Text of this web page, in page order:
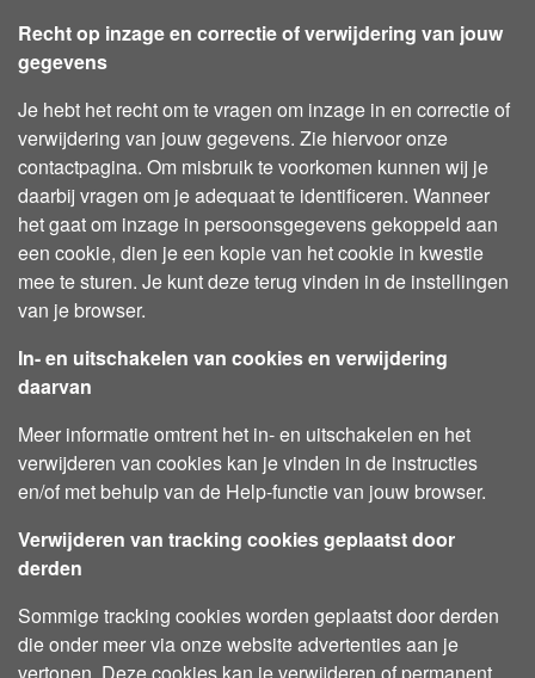
Recht op inzage en correctie of verwijdering van jouw
gegevens
Je hebt het recht om te vragen om inzage in en correctie of
verwijdering van jouw gegevens. Zie hiervoor onze
contactpagina. Om misbruik te voorkomen kunnen wij je
daarbij vragen om je adequaat te identificeren. Wanneer
het gaat om inzage in persoonsgegevens gekoppeld aan
een cookie, dien je een kopie van het cookie in kwestie
mee te sturen. Je kunt deze terug vinden in de instellingen
van je browser.
In- en uitschakelen van cookies en verwijdering
daarvan
Meer informatie omtrent het in- en uitschakelen en het
verwijderen van cookies kan je vinden in de instructies
en/of met behulp van de Help-functie van jouw browser.
Verwijderen van tracking cookies geplaatst door
derden
Sommige tracking cookies worden geplaatst door derden
die onder meer via onze website advertenties aan je